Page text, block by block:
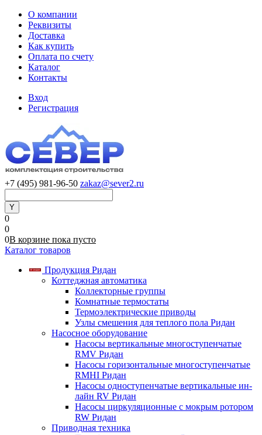
О компании
Реквизиты
Доставка
Как купить
Оплата по счету
Каталог
Контакты
Вход
Регистрация
+7 (495) 981-96-50 zakaz@sever2.ru
0
0
0В корзине пока пусто
Каталог товаров
Продукция Ридан
Коттеджная автоматика
Коллекторные группы
Комнатные термостаты
Термоэлектрические приводы
Узлы смешения для теплого пола Ридан
Насосное оборудование
Насосы вертикальные многоступенчатые
RMV Ридан
Насосы горизонтальные многоступенчатые
RMHI Ридан
Насосы одноступенчатые вертикальные ин-
лайн RV Ридан
Насосы циркуляционные с мокрым ротором
RW Ридан
Приводная техника